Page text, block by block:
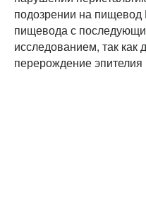
подозрении на
пищевода с
исследованием, так как
перерождение